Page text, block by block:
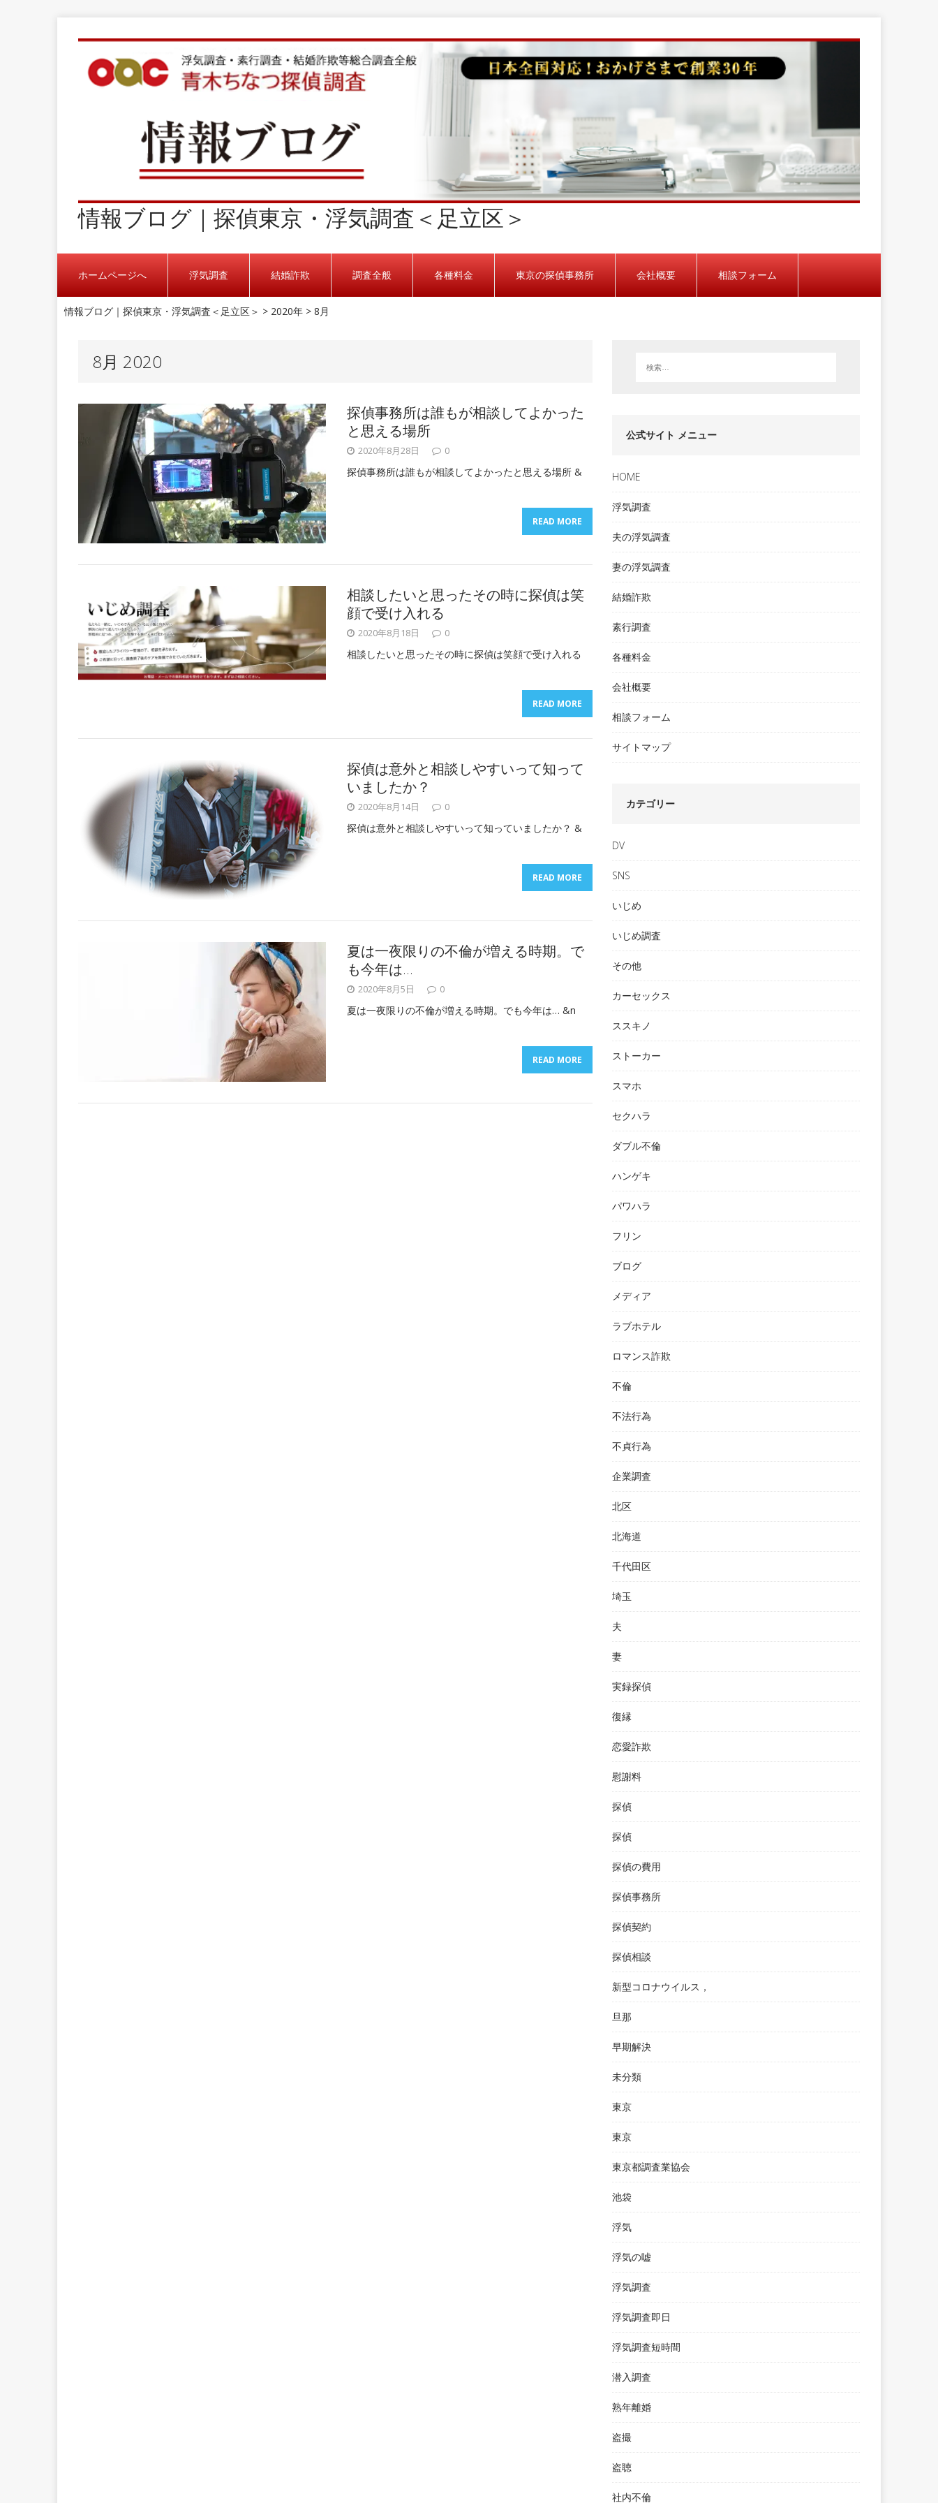
情報ブログ｜探偵東京・浮気調査＜足立区＞
ホームページへ 浮気調査 結婚詐欺 調査全般 各種料金 東京の探偵事務所 会社概要 相談フォーム
情報ブログ｜探偵東京・浮気調査＜足立区＞ > 2020年 > 8月
8月 2020
探偵事務所は誰もが相談してよかった
と思える場所
2020年8月28日 0
探偵事務所は誰もが相談してよかったと思える場所 &
READ MORE
相談したいと思ったその時に探偵は笑
顔で受け入れる
2020年8月18日 0
相談したいと思ったその時に探偵は笑顔で受け入れる
READ MORE
探偵は意外と相談しやすいって知って
いましたか？
2020年8月14日 0
探偵は意外と相談しやすいって知っていましたか？ &
READ MORE
夏は一夜限りの不倫が増える時期。で
も今年は…
2020年8月5日 0
夏は一夜限りの不倫が増える時期。でも今年は… &n
READ MORE
公式サイト メニュー
HOME
浮気調査
夫の浮気調査
妻の浮気調査
結婚詐欺
素行調査
各種料金
会社概要
相談フォーム
サイトマップ
カテゴリー
DV
SNS
いじめ
いじめ調査
その他
カーセックス
ススキノ
ストーカー
スマホ
セクハラ
ダブル不倫
ハンゲキ
パワハラ
フリン
ブログ
メディア
ラブホテル
ロマンス詐欺
不倫
不法行為
不貞行為
企業調査
北区
北海道
千代田区
埼玉
夫
妻
実録探偵
復縁
恋愛詐欺
慰謝料
探偵
探偵
探偵の費用
探偵事務所
探偵契約
探偵相談
新型コロナウイルス，
旦那
早期解決
未分類
東京
東京
東京都調査業協会
池袋
浮気
浮気の嘘
浮気調査
浮気調査即日
浮気調査短時間
潜入調査
熟年離婚
盗撮
盗聴
社内不倫